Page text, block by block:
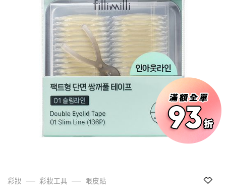
彩妝 彩妝工具
眼皮貼